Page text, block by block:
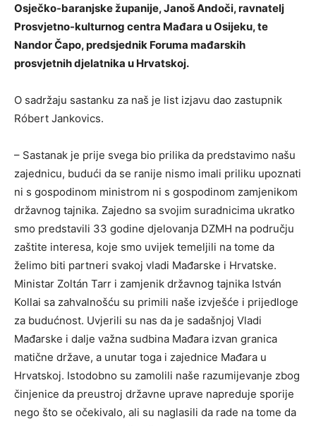
Osječko-baranjske županije, Janoš Andoči, ravnatelj
Prosvjetno-kulturnog centra Mađara u Osijeku, te
Nandor Čapo, predsjednik Foruma mađarskih
prosvjetnih djelatnika u Hrvatskoj.
O sadržaju sastanku za naš je list izjavu dao zastupnik
Róbert Jankovics.
– Sastanak je prije svega bio prilika da predstavimo našu
zajednicu, budući da se ranije nismo imali priliku upoznati
ni s gospodinom ministrom ni s gospodinom zamjenikom
državnog tajnika. Zajedno sa svojim suradnicima ukratko
smo predstavili 33 godine djelovanja DZMH na području
zaštite interesa, koje smo uvijek temeljili na tome da
želimo biti partneri svakoj vladi Mađarske i Hrvatske.
Ministar Zoltán Tarr i zamjenik državnog tajnika István
Kollai sa zahvalnošću su primili naše izvješće i prijedloge
za budućnost. Uvjerili su nas da je sadašnjoj Vladi
Mađarske i dalje važna sudbina Mađara izvan granica
matične države, a unutar toga i zajednice Mađara u
Hrvatskoj. Istodobno su zamolili naše razumijevanje zbog
činjenice da preustroj državne uprave napreduje sporije
nego što se očekivalo, ali su naglasili da rade na tome da